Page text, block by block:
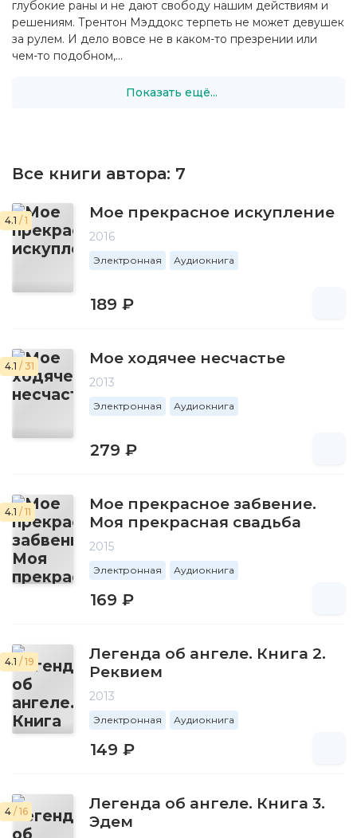
глубокие раны и не дают свободу нашим действиям и
решениям. Трентон Мэддокс терпеть не может девушек
за рулем. И дело вовсе не в каком-то презрении или
чем-то подобном,...
Показать ещё...
Все книги автора: 7
4.1 / 1 Мое прекрасное искупление
2016
Электронная Аудиокнига
189 ₽
4.1 / 31 Мое ходячее несчастье
2013
Электронная Аудиокнига
279 ₽
4.1 / 11
Мое прекрасное забвение.
Моя прекрасная свадьба
2015
Электронная Аудиокнига
169 ₽
4.1 / 19
Легенда об ангеле. Книга 2.
Реквием
2013
Электронная Аудиокнига
149 ₽
4 / 16
Легенда об ангеле. Книга 3.
Эдем